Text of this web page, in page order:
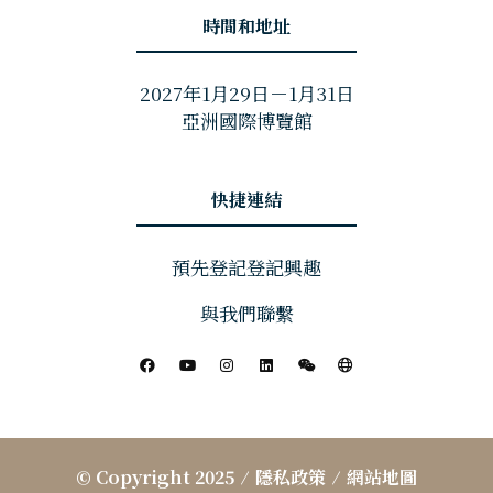
時間和地址
2027年1月29日－1月31日
亞洲國際博覽館
快捷連結
預先登記登記興趣
與我們聯繫
© Copyright 2025 隱私政策 網站地圖